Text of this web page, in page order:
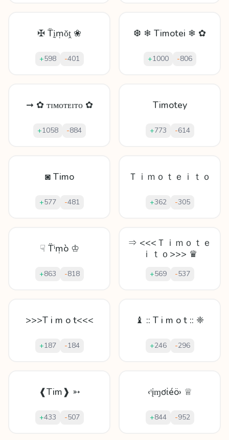
✠ T̈ḭṃǒṱ ❀
+598 -401
❆ ❄ Timotei ❄ ✿
+1000 -806
➞ ✿ ᴛɪᴍᴏᴛᴇɪᴛᴏ ✿
+1058 -884
Timotey
+773 -614
◙ Timo
+577 -481
Ｔｉｍｏｔｅｉｔｏ
+362 -305
☟ T̈ⁱṃò ♔
+863 -818
⇒ <<<Ｔｉｍｏｔｅ
ｉｔｏ>>> ♛
+569 -537
>>>T i m o t<<<
+187 -184
♝ :: T i m o t :: ❈
+246 -296
❰Tim❱ ➳
+433 -507
‹ᵗįɱơṫéö› ♕
+844 -952